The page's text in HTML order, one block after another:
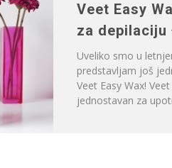
Veet Easy
za depilaciju
Uveliko smo u
predstavljam još
Veet Easy Wax!
jednostavan za